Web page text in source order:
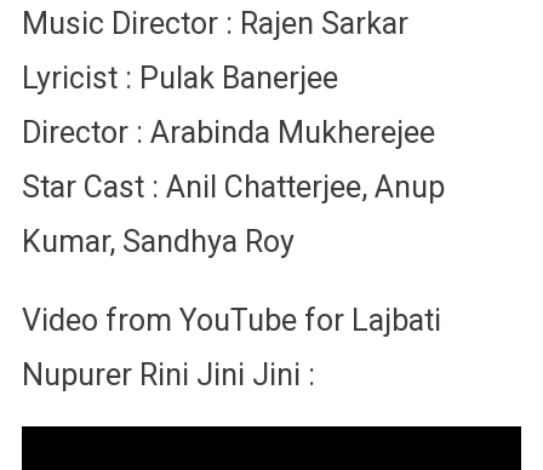
Music Director : Rajen Sarkar
Lyricist : Pulak Banerjee
Director : Arabinda Mukherejee
Star Cast : Anil Chatterjee, Anup
Kumar, Sandhya Roy
Video from YouTube for Lajbati
Nupurer Rini Jini Jini :